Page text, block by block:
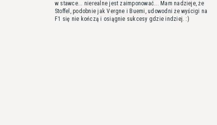
w stawce... nierealne jest zaimponować... Mam nadzieje, że
Stoffel, podobnie jak Vergne i Buemi, udowodni że wyścigi na
F1 się nie kończą i osiągnie sukcesy gdzie indziej. :)